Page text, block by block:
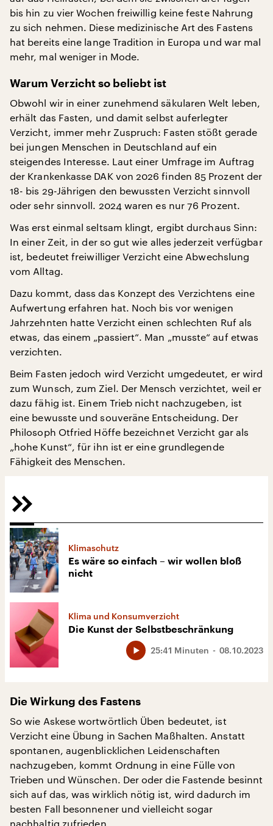
bis hin zu vier Wochen freiwillig keine feste Nahrung
zu sich nehmen. Diese medizinische Art des Fastens
hat bereits eine lange Tradition in Europa und war mal
mehr, mal weniger in Mode.
Warum Verzicht so beliebt ist
Obwohl wir in einer zunehmend säkularen Welt leben,
erhält das Fasten, und damit selbst auferlegter
Verzicht, immer mehr Zuspruch: Fasten stößt gerade
bei jungen Menschen in Deutschland auf ein
steigendes Interesse. Laut einer Umfrage im Auftrag
der Krankenkasse DAK von 2026 finden 85 Prozent der
18- bis 29-Jährigen den bewussten Verzicht sinnvoll
oder sehr sinnvoll. 2024 waren es nur 76 Prozent.
Was erst einmal seltsam klingt, ergibt durchaus Sinn:
In einer Zeit, in der so gut wie alles jederzeit verfügbar
ist, bedeutet freiwilliger Verzicht eine Abwechslung
vom Alltag.
Dazu kommt, dass das Konzept des Verzichtens eine
Aufwertung erfahren hat. Noch bis vor wenigen
Jahrzehnten hatte Verzicht einen schlechten Ruf als
etwas, das einem „passiert“. Man „musste“ auf etwas
verzichten.
Beim Fasten jedoch wird Verzicht umgedeutet, er wird
zum Wunsch, zum Ziel. Der Mensch verzichtet, weil er
dazu fähig ist. Einem Trieb nicht nachzugeben, ist
eine bewusste und souveräne Entscheidung. Der
Philosoph Otfried Höffe bezeichnet Verzicht gar als
„hohe Kunst“, für ihn ist er eine grundlegende
Fähigkeit des Menschen.
Klimaschutz
Es wäre so einfach – wir wollen bloß
nicht
Klima und Konsumverzicht
Die Kunst der Selbstbeschränkung
08.10.2023
25:41 Minuten
Die Wirkung des Fastens
So wie Askese wortwörtlich Üben bedeutet, ist
Verzicht eine Übung in Sachen Maßhalten. Anstatt
spontanen, augenblicklichen Leidenschaften
nachzugeben, kommt Ordnung in eine Fülle von
Trieben und Wünschen. Der oder die Fastende besinnt
sich auf das, was wirklich nötig ist, wird dadurch im
besten Fall besonnener und vielleicht sogar
nachhaltig zufrieden.